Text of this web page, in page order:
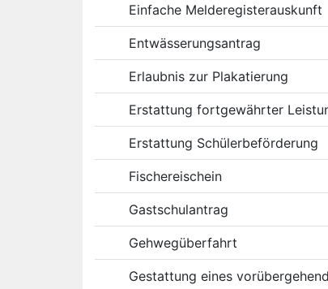
Einfache Melderegisterauskunft
Entwässerungsantrag
Erlaubnis zur Plakatierung
Erstattung fortgewährter
Erstattung Schülerbeförderung
Fischereischein
Gastschulantrag
Gehwegüberfahrt
Gestattung eines